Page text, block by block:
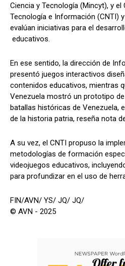
Ciencia y Tecnología (Mincyt), y el
Tecnología e Información (CNTI)
evalúan iniciativas para el
educativos.
En ese sentido, la dirección de
presentó juegos interactivos
contenidos educativos, mientras
Venezuela mostró un prototipo
batallas históricas de Venezuela,
de la historia patria, reseña nota
A su vez, el CNTI propuso la
metodologías de formación
videojuegos educativos,
para profundizar en el uso de
FIN/AVN/ YS/ JQ/ JQ/
© AVN - 2025